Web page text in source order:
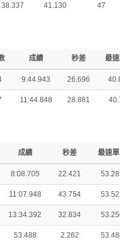
38.337 41.130 47
成績 秒差 最
9:44.943 26.696
11:44.848 28.881
成績 秒差 最速單
8:08.705 22.421
11:07.948 43.754
13:34.392 32.834
53.488 2.262